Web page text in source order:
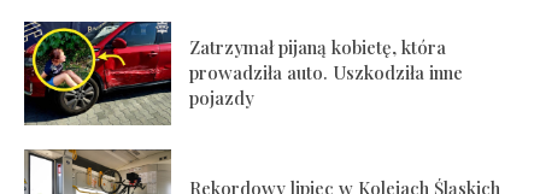
Zatrzymał pijaną kobietę, która
prowadziła auto. Uszkodziła inne
pojazdy
Rekordowy lipiec w Kolejach Śląskich